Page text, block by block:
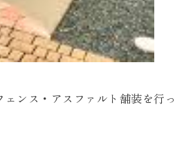
ンス・アスファルト舗装を行っ